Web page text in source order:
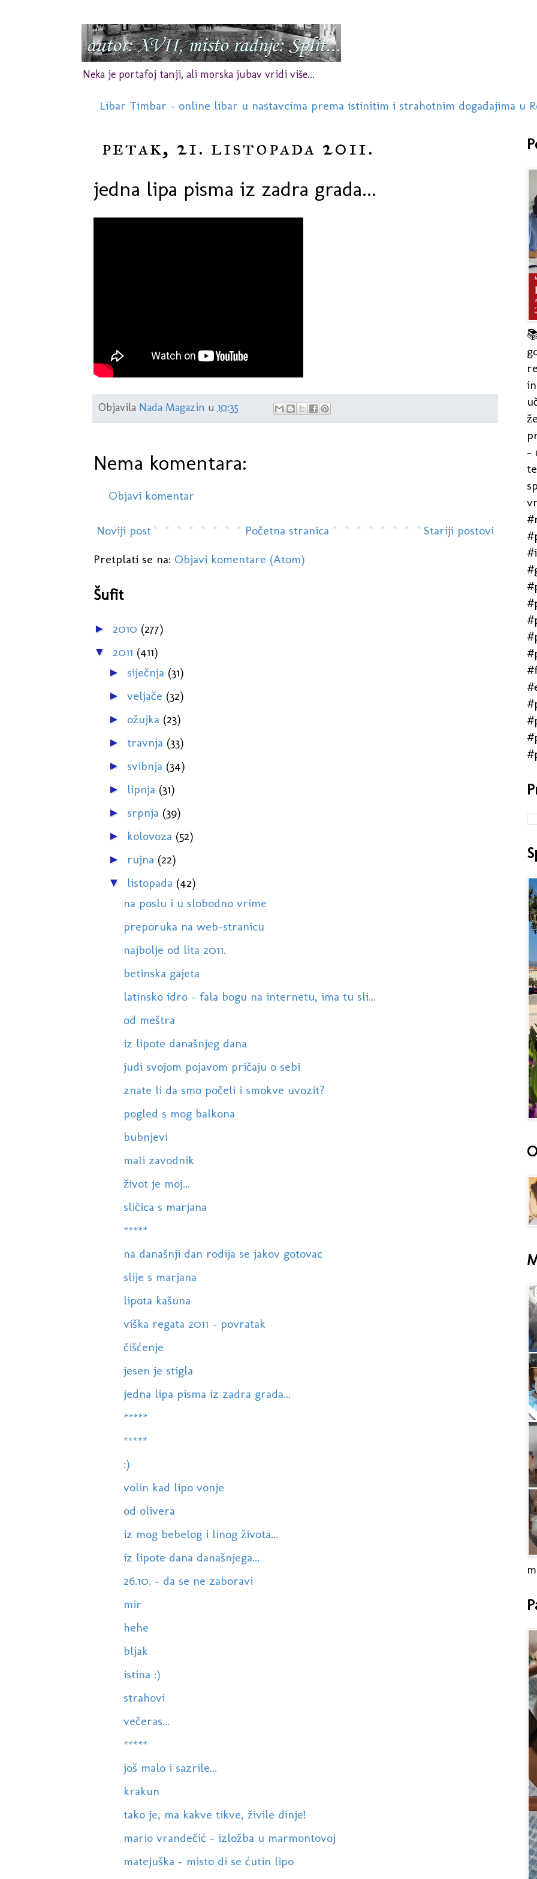
Neka je portafoj tanji, ali morska jubav vridi više...
Libar Timbar - online libar u nastavcima prema istinitim i strahotnim događajima u
petak, 21. listopada 2011.
jedna lipa pisma iz zadra grada...
Objavila Nada Magazin u 10:35
Nema komentara:
Objavi komentar
Noviji post Stariji postovi
Početna stranica
Pretplati se na: Objavi komentare (Atom)
Šufit
► 2010 (277)
▼ 2011 (411)
► siječnja (31)
► veljače (32)
► ožujka (23)
► travnja (33)
► svibnja (34)
► lipnja (31)
► srpnja (39)
► kolovoza (52)
► rujna (22)
▼ listopada (42)
na poslu i u slobodno vrime
preporuka na web-stranicu
najbolje od lita 2011.
betinska gajeta
latinsko idro - fala bogu na internetu, ima tu sli...
od meštra
iz lipote današnjeg dana
judi svojom pojavom pričaju o sebi
znate li da smo počeli i smokve uvozit?
pogled s mog balkona
bubnjevi
mali zavodnik
život je moj...
sličica s marjana
*****
na današnji dan rodija se jakov gotovac
slije s marjana
lipota kašuna
viška regata 2011 - povratak
čišćenje
jesen je stigla
jedna lipa pisma iz zadra grada...
*****
*****
:)
volin kad lipo vonje
od olivera
iz mog bebelog i linog života...
iz lipote dana današnjega...
26.10. - da se ne zaboravi
mir
hehe
bljak
istina :)
strahovi
večeras...
*****
još malo i sazrile...
krakun
tako je, ma kakve tikve, živile dinje!
mario vrandečić - izložba u marmontovoj
matejuška - misto di se ćutin lipo
-